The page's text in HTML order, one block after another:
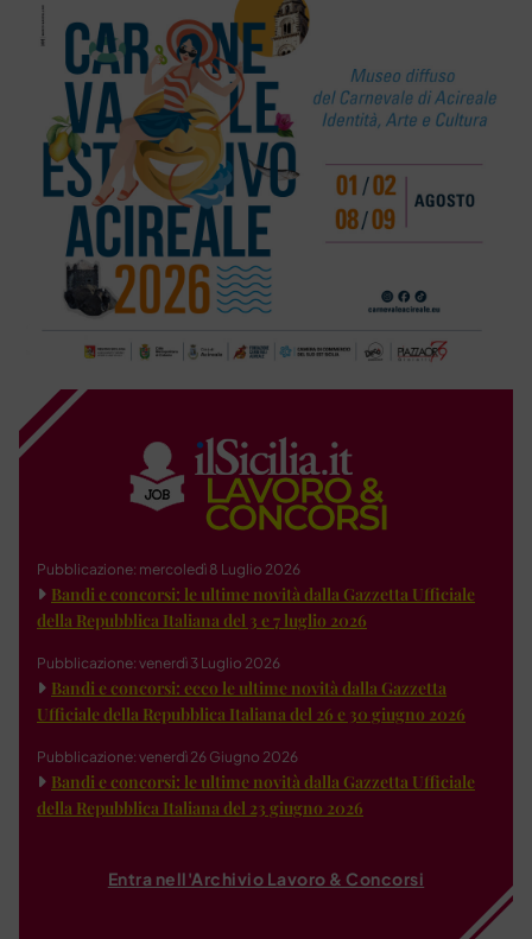
Pubblicazione: mercoledì 8 Luglio 2026
Bandi e concorsi: le ultime novità dalla Gazzetta Ufficiale
della Repubblica Italiana del 3 e 7 luglio 2026
Pubblicazione: venerdì 3 Luglio 2026
Bandi e concorsi: ecco le ultime novità dalla Gazzetta
Ufficiale della Repubblica Italiana del 26 e 30 giugno 2026
Pubblicazione: venerdì 26 Giugno 2026
Bandi e concorsi: le ultime novità dalla Gazzetta Ufficiale
della Repubblica Italiana del 23 giugno 2026
Entra nell'Archivio Lavoro & Concorsi